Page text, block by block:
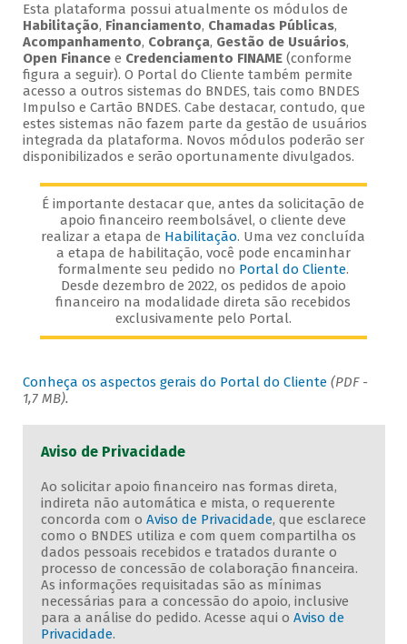
Esta plataforma possui atualmente os módulos de
Habilitação, Financiamento, Chamadas Públicas,
Acompanhamento, Cobrança, Gestão de Usuários,
Open Financee Credenciamento FINAME(conforme
figura a seguir). O Portal do Cliente também permite
acesso a outros sistemas do BNDES, tais como BNDES
Impulso e Cartão BNDES. Cabe destacar, contudo, que
estes sistemas não fazem parte da gestão de usuários
integrada da plataforma. Novos módulos poderão ser
disponibilizados e serão oportunamente divulgados.
É importante destacar que, antes da solicitação de
apoio financeiro reembolsável, o cliente deve
realizar a etapa de Habilitação. Uma vez concluída
a etapa de habilitação, você pode encaminhar
formalmente seu pedido no Portal do Cliente.
Desde dezembro de 2022, os pedidos de apoio
financeiro na modalidade direta são recebidos
exclusivamente pelo Portal.
Conheça os aspectos gerais do Portal do Cliente (PDF -
1,7 MB).
Aviso de Privacidade
Ao solicitar apoio financeiro nas formas direta,
indireta não automática e mista, o requerente
concorda com o Aviso de Privacidade, que esclarece
como o BNDES utiliza e com quem compartilha os
dados pessoais recebidos e tratados durante o
processo de concessão de colaboração financeira.
As informações requisitadas são as mínimas
necessárias para a concessão do apoio, inclusive
para a análise do pedido. Acesse aqui o Aviso de
Privacidade.